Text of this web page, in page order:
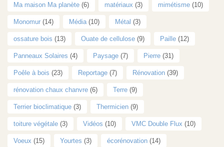
Ma maison Ma planète (6) matériaux (3) mimétisme (10)
Monomur (14) Média(10) Métal (3)
ossature bois (13) Ouate de cellulose (9) Paille (12)
Panneaux Solaires (4) Paysage (7) Pierre (31)
Poêle à bois (23) Reportage (7) Rénovation (39)
rénovation chaux chanvre (6) Terre (9)
Terrier bioclimatique (3) Thermicien (9)
toiture végétale (3) Vidéos (10) VMC Double Flux (10)
Voeux (15) Yourtes (3) écorénovation (14)